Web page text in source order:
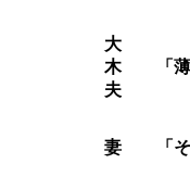
大
木
夫
「
妻 「